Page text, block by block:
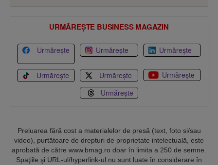
URMĂREȘTE BUSINESS MAGAZIN
Urmărește Urmărește Urmărește
Urmărește Urmărește
Urmărește
Urmărește
Preluarea fără cost a materialelor de presă (text, foto si/sau
video), purtătoare de drepturi de proprietate intelectuală, este
aprobată de către www.bmag.ro doar în limita a 250 de semne.
Spaţiile şi URL-ul/hyperlink-ul nu sunt luate în considerare în